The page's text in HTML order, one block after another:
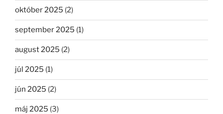
október 2025 (2)
september 2025 (1)
august 2025 (2)
júl 2025 (1)
jún 2025 (2)
máj 2025 (3)